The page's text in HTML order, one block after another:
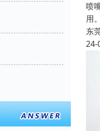
喷
用
东
24-